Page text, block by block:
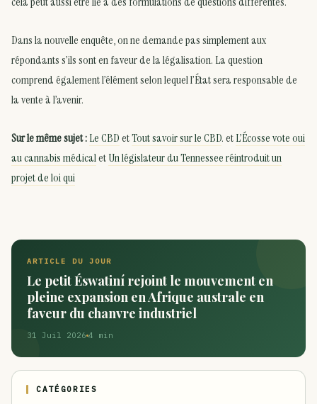
Dans la nouvelle enquête, on ne demande pas simplement aux
répondants s’ils sont en faveur de la légalisation. La question
comprend également l’élément selon lequel l’État sera responsable de
la vente à l’avenir.
Sur le même sujet :Le CBDetTout savoir sur le CBD. etL’Écosse vote oui
au cannabis médicaletUn législateur du Tennessee réintroduit un
projet de loi qui
ARTICLE DU JOUR
Le petit Éswatiní rejoint le mouvement en
pleine expansion en Afrique australe en
faveur du chanvre industriel
31 Juil 2026 4 min
CATÉGORIES